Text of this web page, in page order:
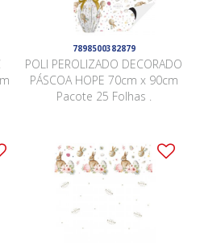
7898500382879
POLI PEROLIZADO DECORADO
PÁSCOA HOPE 70cm x 90cm
Pacote 25 Folhas .